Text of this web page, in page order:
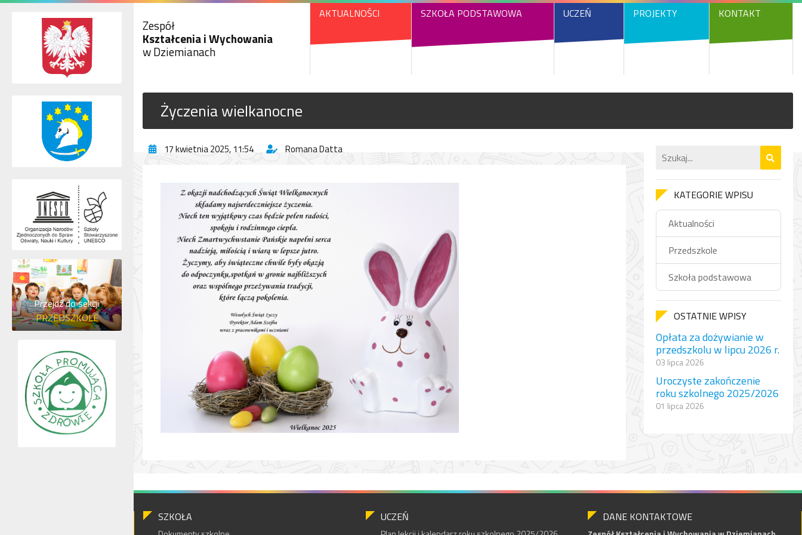
Zespół
Kształcenia i Wychowania
w Dziemianach
AKTUALNOŚCI SZKOŁA PODSTAWOWA UCZEŃ PROJEKTY KONTAKT
Życzenia wielkanocne
17 kwietnia 2025, 11:54 Romana Datta
KATEGORIE WPISU
Aktualności
Przedszkole
Szkoła podstawowa
OSTATNIE WPISY
Opłata za dożywianie w
przedszkolu w lipcu 2026 r.
03 lipca 2026
Uroczyste zakończenie
roku szkolnego 2025/2026
01 lipca 2026
SZKOŁA UCZEŃ DANE KONTAKTOWE
Przejdź do sekcji
PRZEDSZKOLE